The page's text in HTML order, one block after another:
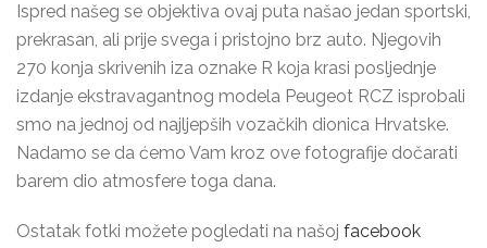
Ispred našeg se objektiva ovaj puta našao jedan sportski,
prekrasan, ali prije svega i pristojno brz auto. Njegovih
270 konja skrivenih iza oznake R koja krasi posljednje
izdanje ekstravagantnog modela Peugeot RCZ isprobali
smo na jednoj od najljepših vozačkih dionica Hrvatske.
Nadamo se da ćemo Vam kroz ove fotografije dočarati
barem dio atmosfere toga dana.
Ostatak fotki možete pogledati na našoj facebook